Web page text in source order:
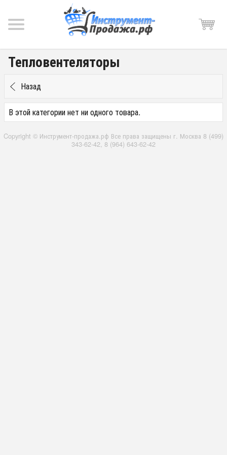
Тепловентеляторы
Назад
В этой категории нет ни одного товара.
Copyright © Инструмент-продажа.рф Все права защищены г. Москва 8 (499)
343-62-42, 8 (964) 643-62-42